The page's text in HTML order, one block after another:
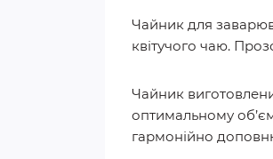
Чайник для
квітучого чаю.
Чайник
оптимальному
гармонійно